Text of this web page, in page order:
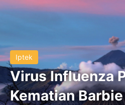
Iptek
Virus Influenza
Kematian